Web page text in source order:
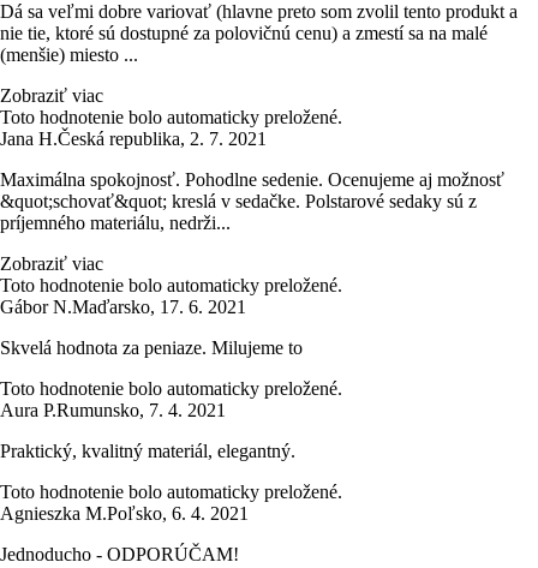
Dá sa veľmi dobre variovať (hlavne preto som zvolil tento produkt a
nie tie, ktoré sú dostupné za polovičnú cenu) a zmestí sa na malé
(menšie) miesto ...
Zobraziť viac
Toto hodnotenie bolo automaticky preložené.
Jana H.Česká republika, 2. 7. 2021
Maximálna spokojnosť. Pohodlne sedenie. Ocenujeme aj možnosť
&quot;schovať&quot; kreslá v sedačke. Polstarové sedaky sú z
príjemného materiálu, nedrži...
Zobraziť viac
Toto hodnotenie bolo automaticky preložené.
Gábor N.Maďarsko, 17. 6. 2021
Skvelá hodnota za peniaze. Milujeme to
Toto hodnotenie bolo automaticky preložené.
Aura P.Rumunsko, 7. 4. 2021
Praktický, kvalitný materiál, elegantný.
Toto hodnotenie bolo automaticky preložené.
Agnieszka M.Poľsko, 6. 4. 2021
Jednoducho - ODPORÚČAM!